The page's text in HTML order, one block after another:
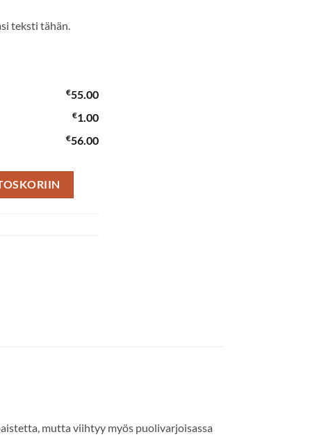
teksti tähän.
€55.00
€1.00
€56.00
mutta viihtyy myös puolivarjoisassa